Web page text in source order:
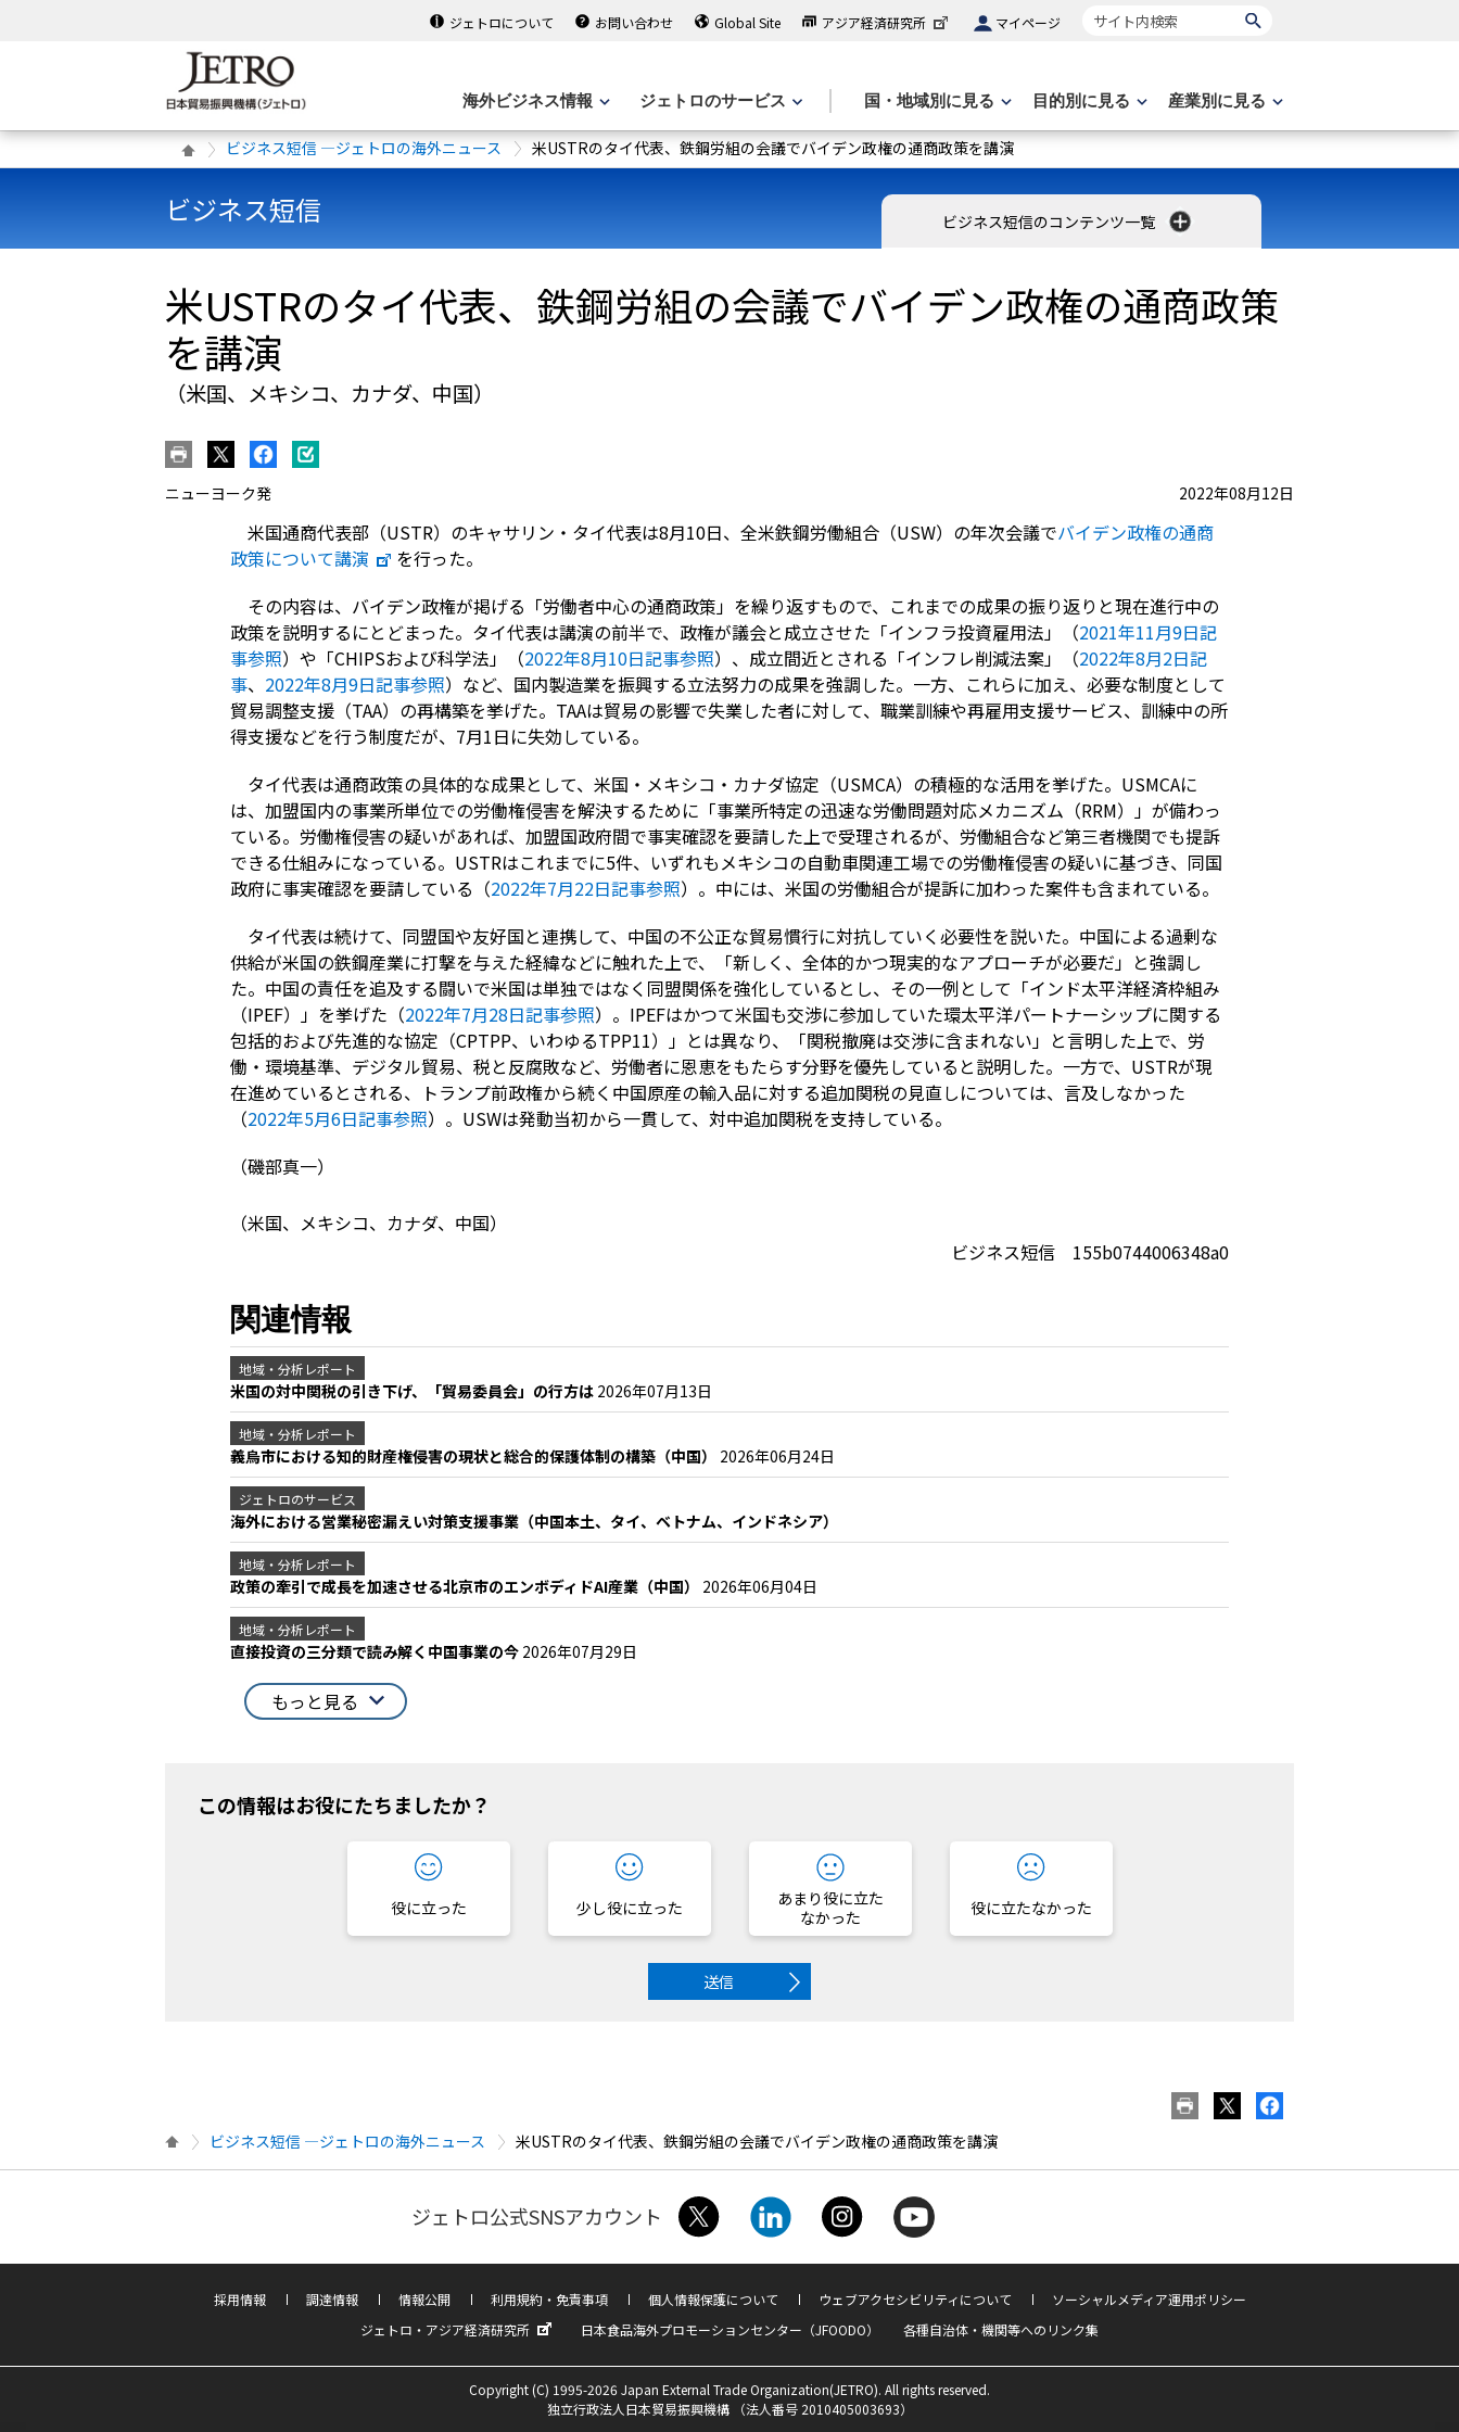
ジェトロについて お問い合わせ Global Site アジア経済研究所 マイページ サイト内検索
海外ビジネス情報 ジェトロのサービス 国・地域別に見る 目的別に見る 産業別に見る
ビジネス短信 ―ジェトロの海外ニュース 米USTRのタイ代表、鉄鋼労組の会議でバイデン政権の通商政策を講演
ビジネス短信 ビジネス短信のコンテンツ一覧
米USTRのタイ代表、鉄鋼労組の会議でバイデン政権の通商政策
を講演
（米国、メキシコ、カナダ、中国）
ニューヨーク発 2022年08月12日
米国通商代表部（USTR）のキャサリン・タイ代表は8月10日、全米鉄鋼労働組合（USW）の年次会議でバイデン政権の通商
政策について講演
を行った。
その内容は、バイデン政権が掲げる「労働者中心の通商政策」を繰り返すもので、これまでの成果の振り返りと現在進行中の
政策を説明するにとどまった。タイ代表は講演の前半で、政権が議会と成立させた「インフラ投資雇用法」（2021年11月9日記
事参照）や「CHIPSおよび科学法」（2022年8月10日記事参照）、成立間近とされる「インフレ削減法案」（2022年8月2日記
事、 2022年8月9日記事参照）など、国内製造業を振興する立法努力の成果を強調した。一方、これらに加え、必要な制度として
貿易調整支援（TAA）の再構築を挙げた。 TAAは貿易の影響で失業した者に対して、職業訓練や再雇用支援サービス、訓練中の所
得支援などを行う制度だが、 7月1日に失効している。
タイ代表は通商政策の具体的な成果として、米国・メキシコ・カナダ協定（USMCA）の積極的な活用を挙げた。 USMCAに
は、加盟国内の事業所単位での労働権侵害を解決するために「事業所特定の迅速な労働問題対応メカニズム（RRM）」が備わっ
ている。労働権侵害の疑いがあれば、加盟国政府間で事実確認を要請した上で受理されるが、労働組合など第三者機関でも提訴
できる仕組みになっている。 USTRはこれまでに5件、いずれもメキシコの自動車関連工場での労働権侵害の疑いに基づき、同国
政府に事実確認を要請している（2022年7月22日記事参照）。中には、米国の労働組合が提訴に加わった案件も含まれている。
タイ代表は続けて、同盟国や友好国と連携して、中国の不公正な貿易慣行に対抗していく必要性を説いた。中国による過剰な
供給が米国の鉄鋼産業に打撃を与えた経緯などに触れた上で、「新しく、全体的かつ現実的なアプローチが必要だ」と強調し
た。中国の責任を追及する闘いで米国は単独ではなく同盟関係を強化しているとし、その一例として「インド太平洋経済枠組み
（IPEF）」を挙げた（2022年7月28日記事参照）。 IPEFはかつて米国も交渉に参加していた環太平洋パートナーシップに関する
包括的および先進的な協定（CPTPP、いわゆるTPP11）」とは異なり、「関税撤廃は交渉に含まれない」と言明した上で、労
働・環境基準、デジタル貿易、税と反腐敗など、労働者に恩恵をもたらす分野を優先していると説明した。一方で、 USTRが現
在進めているとされる、トランプ前政権から続く中国原産の輸入品に対する追加関税の見直しについては、言及しなかった
（2022年5月6日記事参照）。 USWは発動当初から一貫して、対中追加関税を支持している。
（磯部真一）
（米国、メキシコ、カナダ、中国）
ビジネス短信 155b0744006348a0
関連情報
地域・分析レポート
米国の対中関税の引き下げ、「貿易委員会」の行方は 2026年07月13日
地域・分析レポート
義烏市における知的財産権侵害の現状と総合的保護体制の構築（中国） 2026年06月24日
ジェトロのサービス
海外における営業秘密漏えい対策支援事業（中国本土、タイ、ベトナム、インドネシア）
地域・分析レポート
政策の牽引で成長を加速させる北京市のエンボディドAI産業（中国） 2026年06月04日
地域・分析レポート
直接投資の三分類で読み解く中国事業の今 2026年07月29日
もっと見る
この情報はお役にたちましたか？
役に立った 少し役に立った
あまり役に立た
なかった
役に立たなかった
送信
ビジネス短信 ―ジェトロの海外ニュース 米USTRのタイ代表、鉄鋼労組の会議でバイデン政権の通商政策を講演
ジェトロ公式SNSアカウント
採用情報 調達情報 情報公開 利用規約・免責事項 個人情報保護について ウェブアクセシビリティについて
ソーシャルメディア運用ポリシー
ジェトロ・アジア経済研究所
日本食品海外プロモーションセンター（JFOODO） 各種自治体・機関等へのリンク集
Copyright (C) 1995-2026 Japan External Trade Organization(JETRO). All rights reserved.
独立行政法人日本貿易振興機構 （法人番号 2010405003693）